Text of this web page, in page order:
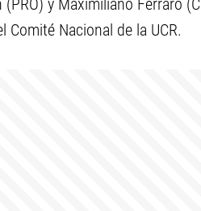
y Maximiliano Ferraro
Nacional de la UCR.